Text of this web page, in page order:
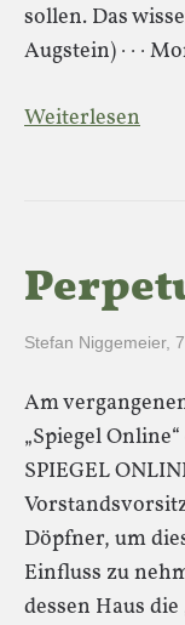
sollen. Das
Augstein) · · ·
Weiterlesen
Stefan Niggemeier,
Am
„Spiegel
SPIEGEL
Döpfner, um
Einfluss zu
dessen Haus